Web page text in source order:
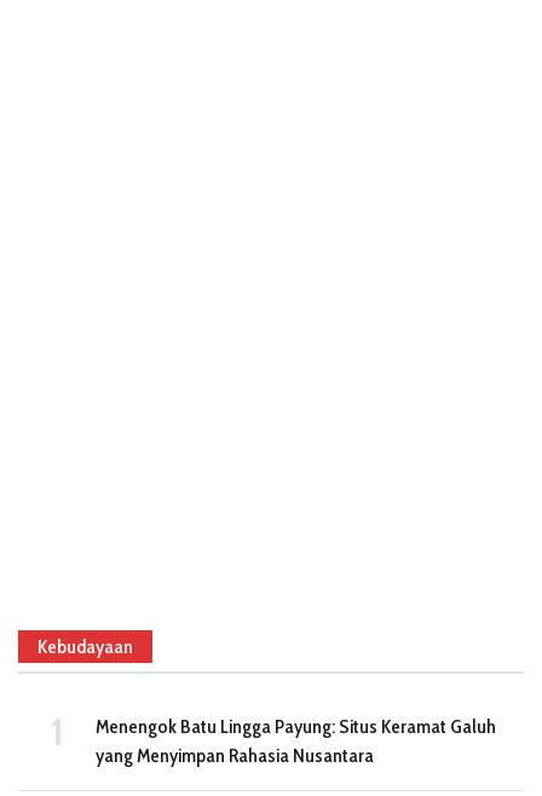
Kebudayaan
Menengok Batu Lingga Payung: Situs Keramat Galuh
yang Menyimpan Rahasia Nusantara